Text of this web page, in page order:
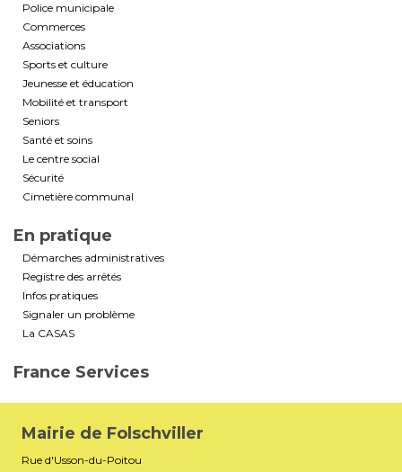
Police municipale
Commerces
Associations
Sports et culture
Jeunesse et éducation
Mobilité et transport
Seniors
Santé et soins
Le centre social
Sécurité
Cimetière communal
En pratique
Démarches administratives
Registre des arrêtés
Infos pratiques
Signaler un problème
La CASAS
France Services
Mairie de Folschviller
Rue d'Usson-du-Poitou